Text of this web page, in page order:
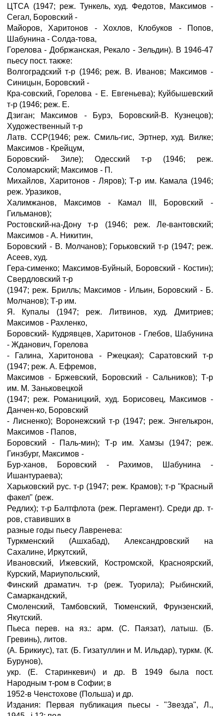
ЦТСА (1947; реж. Тункель, худ. Федотов, Максимов -
Сегал, Боровский -
Майоров, Харитонов - Хохлов, Клобуков - Попов,
Шабунина - Солда-това,
Горелова - Добржанская, Рекало - Зельдин). В 1946-47
пьесу пост. также:
Волгоградский т-р (1946; реж. В. Иванов; Максимов -
Синицын, Боровский -
Кра-совский, Горелова - Е. Евгеньева); Куйбышевский
т-р (1946; реж. Е.
Дзиган; Максимов - Бурэ, Боровский-В. Кузнецов);
Художественный т-р
Латв. ССР(1946; реж. Смиль-гис, Эртнер, худ. Вилке;
Максимов - Крейцум,
Боровский- Зиле); Одесский т-р (1946; реж.
Соломарский; Максимов - П.
Михайлов, Харитонов - Ляров); Т-р им. Камала (1946;
реж. Уразиков,
Халимжанов, Максимов - Камал III, Боровский -
Гильманов);
Ростовский-на-Дону т-р (1946; реж. Ле-вантовский;
Максимов - А. Никитин,
Боровский - В. Молчанов); Горьковский т-р (1947; реж.
Асеев, худ.
Гера-сименко; Максимов-Буйный, Боровский - Костин);
Свердловский т-р
(1947; реж. Брилль; Максимов - Ильин, Боровский - Б.
Молчанов); Т-р им.
Я. Купалы (1947; реж. Литвинов, худ. Дмитриев;
Максимов - Рахленко,
Боровский- Кудрявцев, Харитонов - Глебов, Шабунина
- Жданович, Горелова
- Галина, Харитонова - Ржецкая); Саратовский т-р
(1947; реж. А. Ефремов,
Максимов - Бржевский, Боровский - Сальников); Т-р
им. М. Заньковецкой
(1947; реж. Романицкий, худ. Борисовец, Максимов -
Данчен-ко, Боровский
- Лисненко); Воронежский т-р (1947; реж. Энгелькрон,
Максимов - Папов,
Боровский - Паль-мин); Т-р им. Хамзы (1947; реж.
Гинзбург, Максимов -
Бур-ханов, Боровский - Рахимов, Шабунина -
Ишантураева);
Харьковский рус. т-р (1947; реж. Крамов); т-р "Красный
факел" (реж.
Редлих); т-р Балтфлота (реж. Пергамент). Среди др. т-
ров, ставивших в
разные годы пьесу Лавренева:
Туркменский (Ашхабад), Александровский на
Сахалине, Иркутский,
Ивановский, Ижевский, Костромской, Красноярский,
Курский, Мариупольский,
Финский драматич. т-р (реж. Туорила); Рыбинский,
Самаркандский,
Смоленский, Тамбовский, Тюменский, Фрунзенский,
Якутский.
Пьеса перев. на яз.: арм. (С. Паязат), латыш. (Б.
Гревинь), литов.
(А. Брикиус), тат. (Б. Гизатуллин и М. Ильдар), туркм. (К.
Бурунов),
укр. (Е. Старинкевич) и др. В 1949 была пост.
Народным т-ром в Софии; в
1952-в Ченстохове (Польша) и др.
Издания: Первая публикация пьесы - "Звезда", Л.,